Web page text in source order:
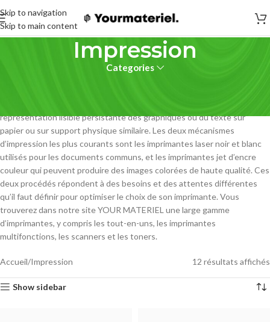
Skip to navigation
Skip to main content
Impression
Categories
représentation lisible persistante des graphiques ou du texte sur
papier ou sur support physique similaire. Les deux mécanismes
d’impression les plus courants sont les imprimantes laser noir et blanc
utilisés pour les documents communs, et les imprimantes jet d’encre
couleur qui peuvent produire des images colorées de haute qualité. Ces
deux procédés répondent à des besoins et des attentes différentes
qu’il faut définir pour optimiser le choix de son imprimante. Vous
trouverez dans notre site YOUR MATERIEL une large gamme
d’imprimantes, y compris les tout-en-uns, les imprimantes
multifonctions, les scanners et les toners.
Accueil Impression 12 résultats affichés
Show sidebar